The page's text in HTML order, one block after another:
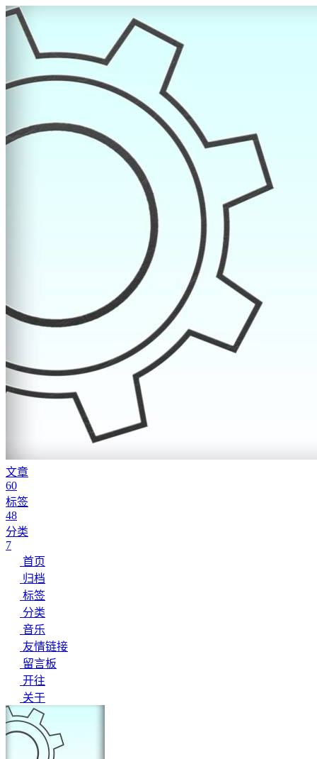
文章
60
标签
48
分类
7
首页
归档
标签
分类
音乐
友情链接
留言板
开往
关于